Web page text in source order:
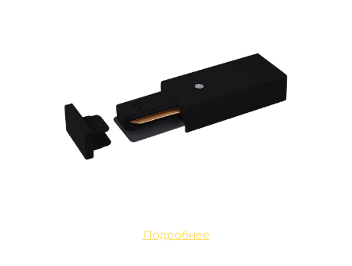
Подробнее